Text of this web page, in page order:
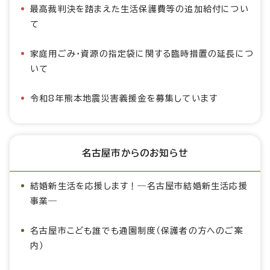
最高裁判決を踏まえた生活保護費等の追加給付につい
て
家庭用ごみ・資源の指定袋に関する臨時措置の延長につ
いて
令和8年熊本地震災害義援金を募集しています
名古屋市からのお知らせ
結婚新生活を応援します！―名古屋市結婚新生活応援
事業―
名古屋市こども誰でも通園制度（保護者の方へのご案
内）